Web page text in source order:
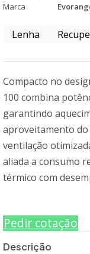
Marca
Lenha
Compacto no
100 combina
garantindo
aproveitamento
ventilação
aliada a consumo
térmico com
Pedir cotação
Descrição